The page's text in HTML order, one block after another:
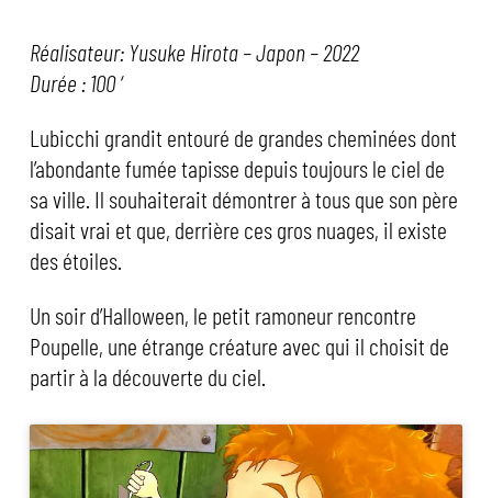
Réalisateur: Yusuke Hirota – Japon – 2022
Durée : 100 ‘
Lubicchi grandit entouré de grandes cheminées dont
l’abondante fumée tapisse depuis toujours le ciel de
sa ville. Il souhaiterait démontrer à tous que son père
disait vrai et que, derrière ces gros nuages, il existe
des étoiles.
Un soir d’Halloween, le petit ramoneur rencontre
Poupelle, une étrange créature avec qui il choisit de
partir à la découverte du ciel.